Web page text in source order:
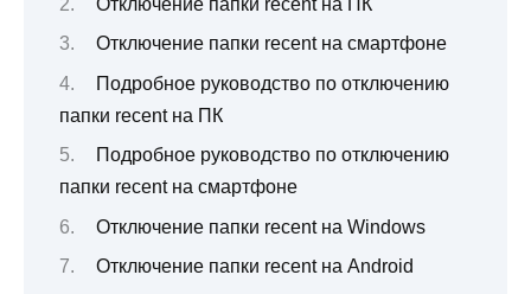
Отключение папки recent на ПК
Отключение папки recent на смартфоне
Подробное руководство по отключению
папки recent на ПК
Подробное руководство по отключению
папки recent на смартфоне
Отключение папки recent на Windows
Отключение папки recent на Android